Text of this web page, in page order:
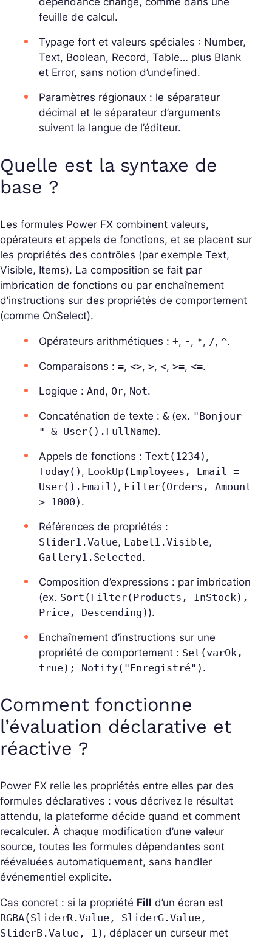
feuille de calcul.
Typage fort et valeurs spéciales : Number,
Text, Boolean, Record, Table… plus Blank
et Error, sans notion d’undefined.
Paramètres régionaux : le séparateur
décimal et le séparateur d’arguments
suivent la langue de l’éditeur.
Quelle est la syntaxe de
base ?
Les formules Power FX combinent valeurs,
opérateurs et appels de fonctions, et se placent sur
les propriétés des contrôles (par exemple Text,
Visible, Items). La composition se fait par
imbrication de fonctions ou par enchaînement
d’instructions sur des propriétés de comportement
(comme OnSelect).
Opérateurs arithmétiques : +, -, *, /, ^.
Comparaisons : =, <>, >, <, >=, <=.
Logique : And, Or, Not.
Concaténation de texte : & (ex. "Bonjour
" & User().FullName).
Appels de fonctions : Text(1234) ,
Today() , LookUp(Employees, Email =
User().Email) , Filter(Orders, Amount
> 1000) .
Références de propriétés :
Slider1.Value, Label1.Visible,
Gallery1.Selected.
Composition d’expressions : par imbrication
(ex. Sort(Filter(Products, InStock),
Price, Descending) ).
Enchaînement d’instructions sur une
propriété de comportement : Set(varOk,
true); Notify("Enregistré") .
Comment fonctionne
l’évaluation déclarative et
réactive ?
Power FX relie les propriétés entre elles par des
formules déclaratives : vous décrivez le résultat
attendu, la plateforme décide quand et comment
recalculer. À chaque modification d’une valeur
source, toutes les formules dépendantes sont
réévaluées automatiquement, sans handler
événementiel explicite.
Cas concret : si la propriété Fill d’un écran est
RGBA(SliderR.Value, SliderG.Value,
SliderB.Value, 1) , déplacer un curseur met